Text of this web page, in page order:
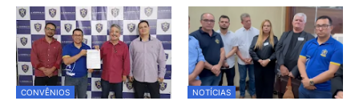
CONVÊNIOS NOTÍCIAS